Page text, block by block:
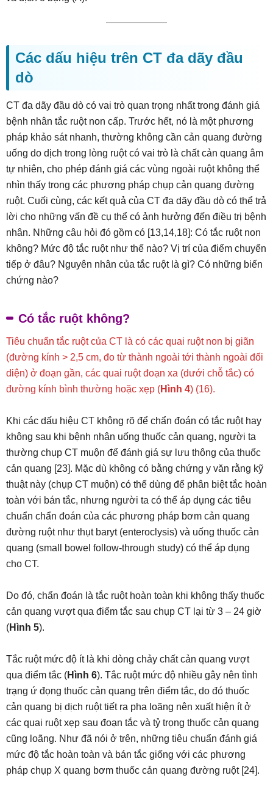
Các dấu hiệu trên CT đa dãy đầu
dò
CT đa dãy đầu dò có vai trò quan trọng nhất trong đánh giá
bệnh nhân tắc ruột non cấp. Trước hết, nó là một phương
pháp khảo sát nhanh, thường không cần cản quang đường
uống do dịch trong lòng ruột có vai trò là chất cản quang âm
tự nhiên, cho phép đánh giá các vùng ngoài ruột không thể
nhìn thấy trong các phương pháp chụp cản quang đường
ruột. Cuối cùng, các kết quả của CT đa dãy đầu dò có thể trả
lời cho những vấn đề cụ thể có ảnh hưởng đến điều trị bệnh
nhân. Những câu hỏi đó gồm có [13,14,18]: Có tắc ruột non
không? Mức độ tắc ruột như thế nào? Vị trí của điểm chuyển
tiếp ở đâu? Nguyên nhân của tắc ruột là gì? Có những biến
chứng nào?
Có tắc ruột không?
Tiêu chuẩn tắc ruột của CT là có các quai ruột non bị giãn
(đường kính > 2,5 cm, đo từ thành ngoài tới thành ngoài đối
diện) ở đoạn gần, các quai ruột đoạn xa (dưới chỗ tắc) có
đường kính bình thường hoặc xẹp (Hình 4) (16).
Khi các dấu hiệu CT không rõ để chẩn đoán có tắc ruột hay
không sau khi bệnh nhân uống thuốc cản quang, người ta
thường chụp CT muộn để đánh giá sự lưu thông của thuốc
cản quang [23]. Mặc dù không có bằng chứng y văn rằng kỹ
thuật này (chụp CT muộn) có thể dùng để phân biệt tắc hoàn
toàn với bán tắc, nhưng người ta có thể áp dụng các tiêu
chuẩn chẩn đoán của các phương pháp bơm cản quang
đường ruột như thụt baryt (enteroclysis) và uống thuốc cản
quang (small bowel follow-through study) có thể áp dụng
cho CT.
Do đó, chẩn đoán là tắc ruột hoàn toàn khi không thấy thuốc
cản quang vượt qua điểm tắc sau chụp CT lại từ 3 – 24 giờ
(Hình 5).
Tắc ruột mức độ ít là khi dòng chảy chất cản quang vượt
qua điểm tắc (Hình 6). Tắc ruột mức độ nhiều gây nên tình
trạng ứ đọng thuốc cản quang trên điểm tắc, do đó thuốc
cản quang bị dịch ruột tiết ra pha loãng nên xuất hiện ít ở
các quai ruột xẹp sau đoạn tắc và tỷ trọng thuốc cản quang
cũng loãng. Như đã nói ở trên, những tiêu chuẩn đánh giá
mức độ tắc hoàn toàn và bán tắc giống với các phương
pháp chụp X quang bơm thuốc cản quang đường ruột [24].